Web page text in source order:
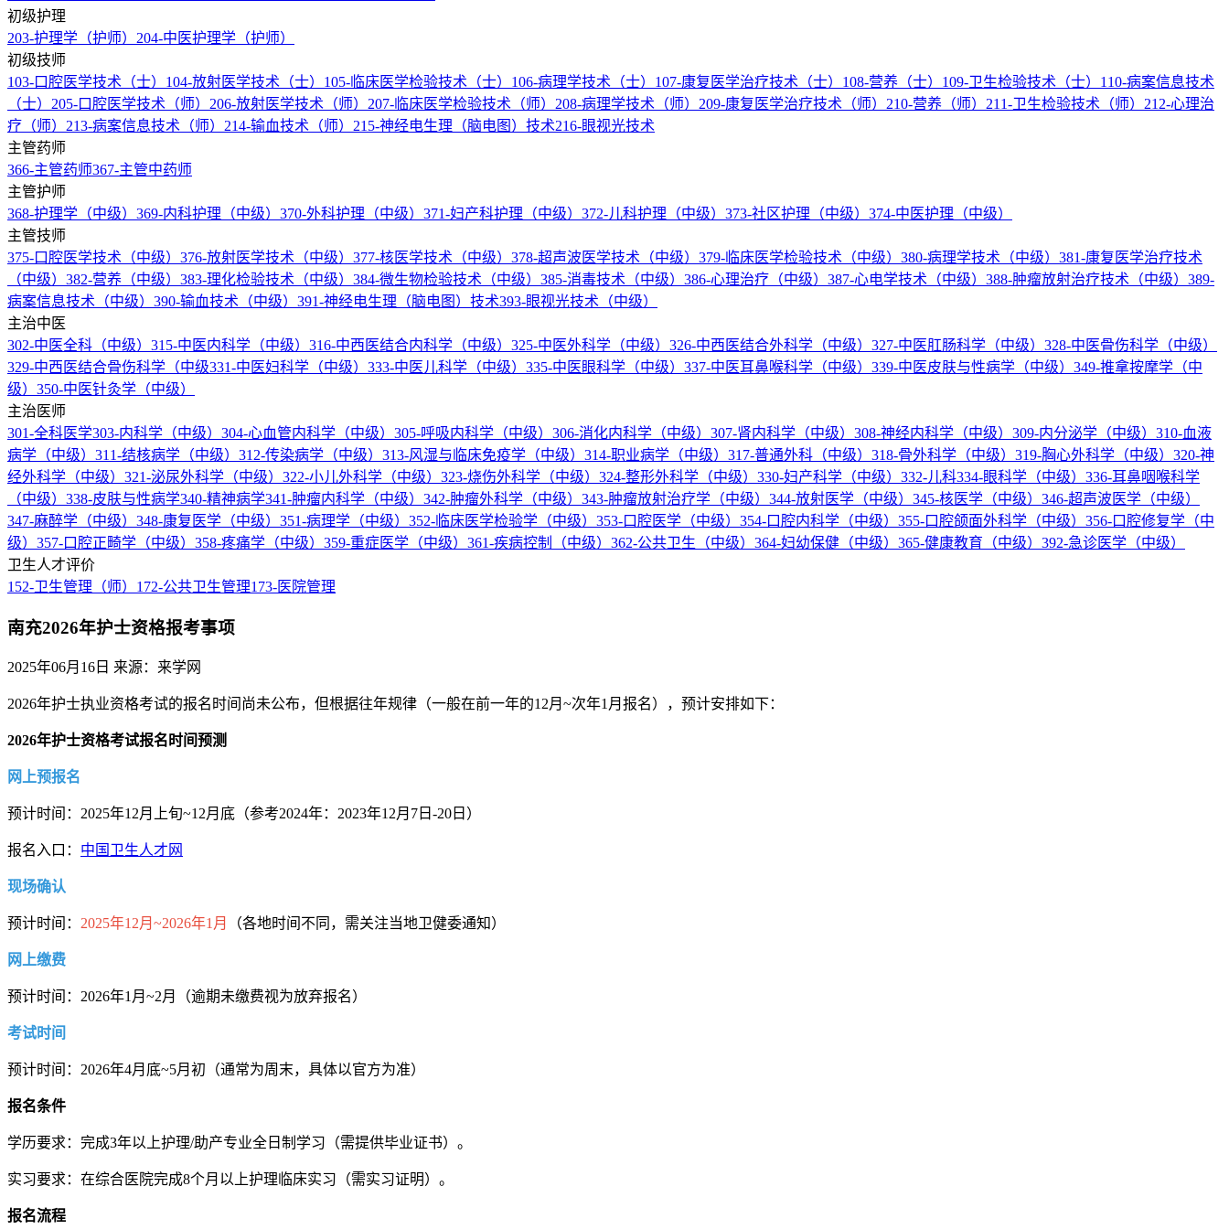
初级护理
203-护理学（护师） 204-中医护理学（护师）
初级技师
103-口腔医学技术（士） 104-放射医学技术（士） 105-临床医学检验技术（士） 106-病理学技术（士） 107-康复医学治疗技术（士） 108-营养（士） 109-卫生检验技术（士） 110-病案信息技术
（士） 205-口腔医学技术（师） 206-放射医学技术（师） 207-临床医学检验技术（师） 208-病理学技术（师） 209-康复医学治疗技术（师） 210-营养（师） 211-卫生检验技术（师） 212-心理治
疗（师） 213-病案信息技术（师） 214-输血技术（师） 215-神经电生理（脑电图）技术216-眼视光技术
主管药师
366-主管药师367-主管中药师
主管护师
368-护理学（中级） 369-内科护理（中级） 370-外科护理（中级） 371-妇产科护理（中级） 372-儿科护理（中级） 373-社区护理（中级） 374-中医护理（中级）
主管技师
375-口腔医学技术（中级） 376-放射医学技术（中级） 377-核医学技术（中级） 378-超声波医学技术（中级） 379-临床医学检验技术（中级） 380-病理学技术（中级） 381-康复医学治疗技术
（中级） 382-营养（中级） 383-理化检验技术（中级） 384-微生物检验技术（中级） 385-消毒技术（中级） 386-心理治疗（中级） 387-心电学技术（中级） 388-肿瘤放射治疗技术（中级） 389-
病案信息技术（中级） 390-输血技术（中级） 391-神经电生理（脑电图）技术393-眼视光技术（中级）
主治中医
302-中医全科（中级） 315-中医内科学（中级） 316-中西医结合内科学（中级） 325-中医外科学（中级） 326-中西医结合外科学（中级） 327-中医肛肠科学（中级） 328-中医骨伤科学（中级）
329-中西医结合骨伤科学（中级331-中医妇科学（中级） 333-中医儿科学（中级） 335-中医眼科学（中级） 337-中医耳鼻喉科学（中级） 339-中医皮肤与性病学（中级） 349-推拿按摩学（中
级） 350-中医针灸学（中级）
主治医师
301-全科医学303-内科学（中级） 304-心血管内科学（中级） 305-呼吸内科学（中级） 306-消化内科学（中级） 307-肾内科学（中级） 308-神经内科学（中级） 309-内分泌学（中级） 310-血液
病学（中级） 311-结核病学（中级） 312-传染病学（中级） 313-风湿与临床免疫学（中级） 314-职业病学（中级） 317-普通外科（中级） 318-骨外科学（中级） 319-胸心外科学（中级） 320-神
经外科学（中级） 321-泌尿外科学（中级） 322-小儿外科学（中级） 323-烧伤外科学（中级） 324-整形外科学（中级） 330-妇产科学（中级） 332-儿科334-眼科学（中级） 336-耳鼻咽喉科学
（中级） 338-皮肤与性病学340-精神病学341-肿瘤内科学（中级） 342-肿瘤外科学（中级） 343-肿瘤放射治疗学（中级） 344-放射医学（中级） 345-核医学（中级） 346-超声波医学（中级）
347-麻醉学（中级） 348-康复医学（中级） 351-病理学（中级） 352-临床医学检验学（中级） 353-口腔医学（中级） 354-口腔内科学（中级） 355-口腔颌面外科学（中级） 356-口腔修复学（中
级） 357-口腔正畸学（中级） 358-疼痛学（中级） 359-重症医学（中级） 361-疾病控制（中级） 362-公共卫生（中级） 364-妇幼保健（中级） 365-健康教育（中级） 392-急诊医学（中级）
卫生人才评价
152-卫生管理（师） 172-公共卫生管理173-医院管理
南充2026年护士资格报考事项
2025年06月16日 来源：来学网
2026年护士执业资格考试的报名时间尚未公布，但根据往年规律（一般在前一年的12月~次年1月报名），预计安排如下：
2026年护士资格考试报名时间预测
网上预报名
预计时间：2025年12月上旬~12月底（参考2024年：2023年12月7日-20日）
报名入口： 中国卫生人才网
现场确认
预计时间： 2025年12月~2026年1月 （各地时间不同，需关注当地卫健委通知）
网上缴费
预计时间：2026年1月~2月（逾期未缴费视为放弃报名）
考试时间
预计时间：2026年4月底~5月初（通常为周末，具体以官方为准）
报名条件
学历要求：完成3年以上护理/助产专业全日制学习（需提供毕业证书）。
实习要求：在综合医院完成8个月以上护理临床实习（需实习证明）。
报名流程